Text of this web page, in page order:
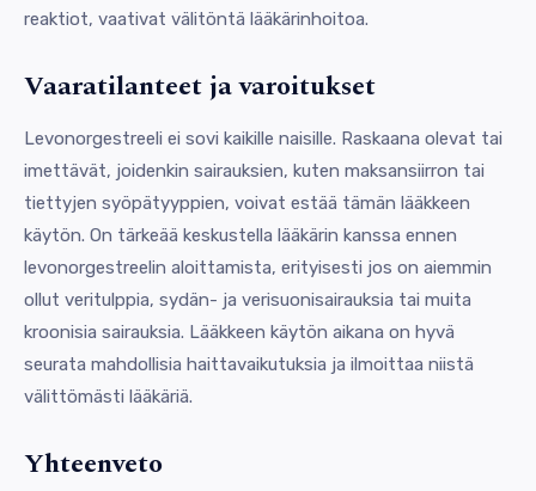
reaktiot, vaativat välitöntä lääkärinhoitoa.
Vaaratilanteet ja varoitukset
Levonorgestreeli ei sovi kaikille naisille. Raskaana olevat tai
imettävät, joidenkin sairauksien, kuten maksansiirron tai
tiettyjen syöpätyyppien, voivat estää tämän lääkkeen
käytön. On tärkeää keskustella lääkärin kanssa ennen
levonorgestreelin aloittamista, erityisesti jos on aiemmin
ollut veritulppia, sydän- ja verisuonisairauksia tai muita
kroonisia sairauksia. Lääkkeen käytön aikana on hyvä
seurata mahdollisia haittavaikutuksia ja ilmoittaa niistä
välittömästi lääkäriä.
Yhteenveto